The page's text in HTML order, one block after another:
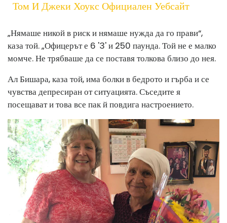
Том И Джеки Хоукс Официален Уебсайт
„Нямаше никой в ​​риск и нямаше нужда да го прави“,
каза той. „Офицерът е 6 '3' и 250 паунда. Той не е малко
момче. Не трябваше да се поставя толкова близо до нея.
Ал Бишара, каза той, има болки в бедрото и гърба и се
чувства депресиран от ситуацията. Съседите я
посещават и това все пак й повдига настроението.